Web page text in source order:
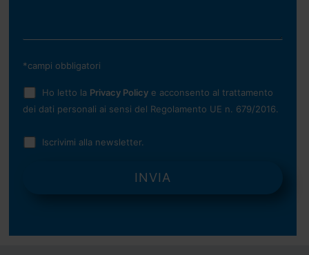
*campi obbligatori
Ho letto la Privacy Policye acconsento al trattamento
dei dati personali ai sensi del Regolamento UE n. 679/2016.
Iscrivimi alla newsletter.